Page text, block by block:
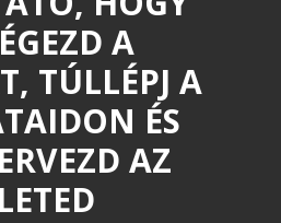
A
TÚLLÉPJ A
ÉS
AZ